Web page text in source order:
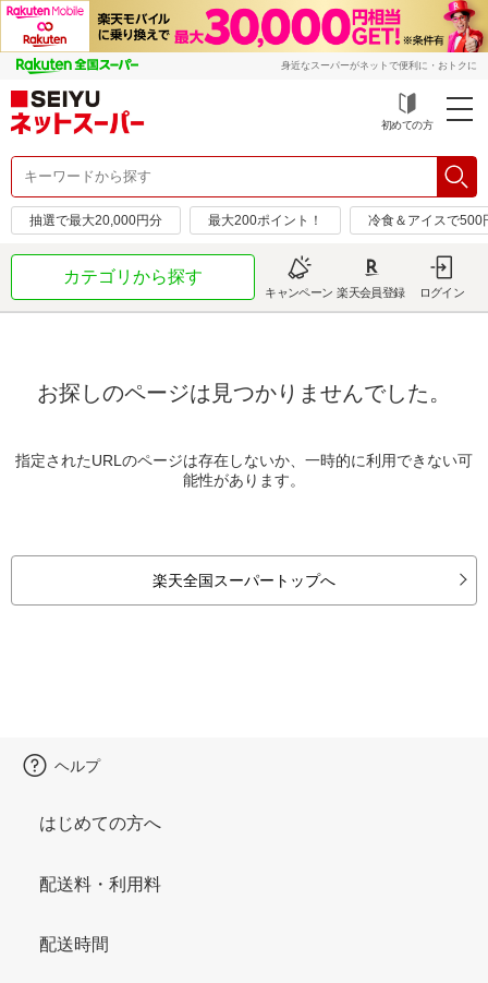
身近なスーパーがネットで便利に・おトクに
初めての方
抽選で最大20,000円分 最大200ポイント！ 冷食＆アイスで500
カテゴリから探す
キャンペーン 楽天会員登録 ログイン
お探しのページは見つかりませんでした。
指定されたURLのページは存在しないか、一時的に利用できない可
能性があります。
楽天全国スーパートップへ
ヘルプ
はじめての方へ
配送料・利用料
配送時間